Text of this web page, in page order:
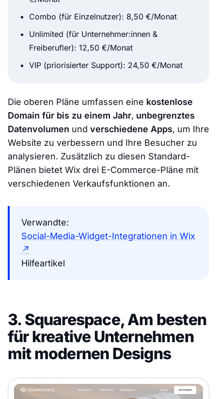
Combo (für Einzelnutzer): 8,50 €/Monat
Unlimited (für Unternehmer:innen &
Freiberufler): 12,50 €/Monat
VIP (priorisierter Support): 24,50 €/Monat
Die oberen Pläne umfassen eine kostenlose
Domain für bis zu einem Jahr, unbegrenztes
Datenvolumen und verschiedene Apps, um Ihre
Website zu verbessern und Ihre Besucher zu
analysieren. Zusätzlich zu diesen Standard-
Plänen bietet Wix drei E-Commerce-Pläne mit
verschiedenen Verkaufsfunktionen an.
Verwandte:
Social-Media-Widget-Integrationen in Wix
↗
Hilfeartikel
3. Squarespace, Am besten
für kreative Unternehmen
mit modernen Designs